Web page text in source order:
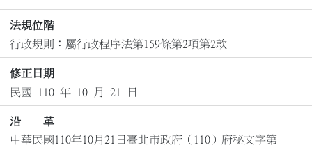
法規位階
行政規則：屬行政程序法第159條第2項第2款
修正日期
民國 110 年 10 月 21 日
沿 革
中華民國110年10月21日臺北市政府（110）府秘文字第